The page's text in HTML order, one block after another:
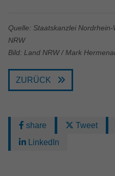
Quelle: Staatskanzlei
NRW
Bild: Land NRW / Mark
ZURÜCK
share Tweet
LinkedIn